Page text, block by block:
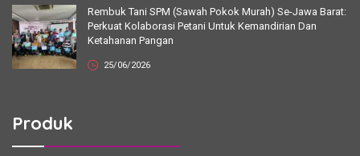
Rembuk Tani SPM (Sawah Pokok Murah) Se-Jawa Barat:
Perkuat Kolaborasi Petani Untuk Kemandirian Dan
Ketahanan Pangan
25/06/2026
Produk